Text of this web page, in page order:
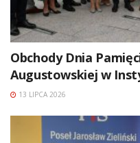
Obchody Dnia
Augustowskiej w
13 LIPCA 2026